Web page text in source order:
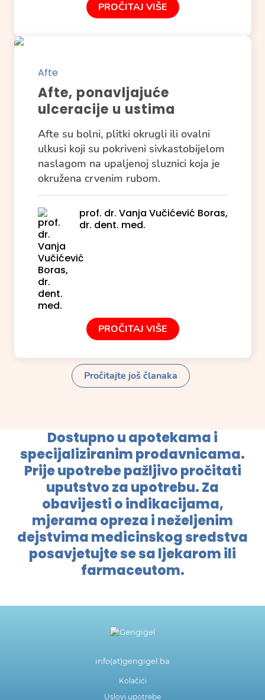
PROČITAJ VIŠE
Afte
Afte, ponavljajuće
ulceracije u ustima
Afte su bolni, plitki okrugli ili ovalni
ulkusi koji su pokriveni sivkastobijelom
naslagom na upaljenoj sluznici koja je
okružena crvenim rubom.
prof. dr. Vanja Vučićević Boras,
dr. dent. med.
PROČITAJ VIŠE
Pročitajte još članaka
Dostupno u apotekama i
specijaliziranim prodavnicama.
Prije upotrebe pažljivo pročitati
uputstvo za upotrebu. Za
obavijesti o indikacijama,
mjerama opreza i neželjenim
dejstvima medicinskog sredstva
posavjetujte se sa ljekarom ili
farmaceutom.
info(at)gengigel.ba
Kolačići
Uslovi upotrebe